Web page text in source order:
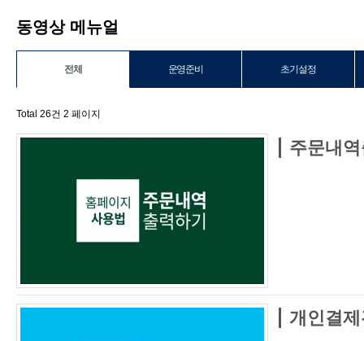
동영상 메뉴얼
전체 운영준비 초기설정
Total 26건 2 페이지
주문내
개인결